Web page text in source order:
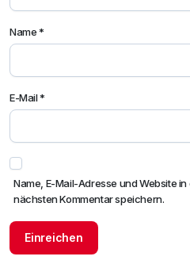
Name*
E-Mail*
Name, E-Mail-Adresse und Website
nächsten Kommentar speichern.